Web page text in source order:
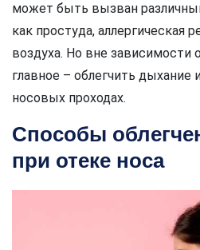
может быть вызван
как простуда, аллергическая
воздуха. Но вне зависимости
главное – облегчить дыхание
носовых проходах.
Способы
при отеке носа